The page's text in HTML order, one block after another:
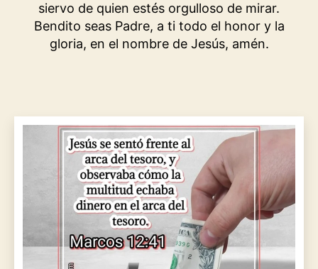
siervo de quien estés orgulloso de mirar.
Bendito seas Padre, a ti todo el honor y la
gloria, en el nombre de Jesús, amén.